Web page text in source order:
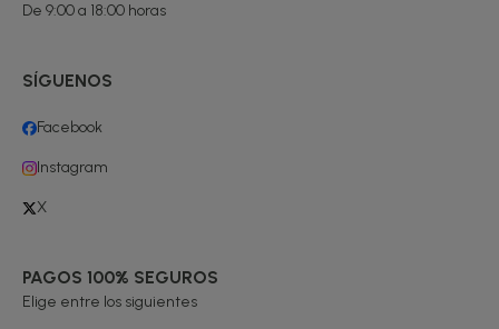
De 9:00 a 18:00 horas
SÍGUENOS
Facebook
Instagram
X
PAGOS 100% SEGUROS
Elige entre los siguientes